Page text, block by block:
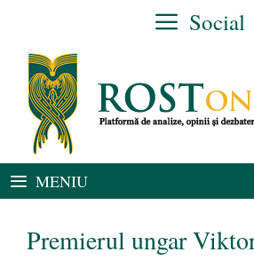
conținut
Social
MENIU
Premierul ungar